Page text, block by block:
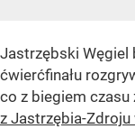
Jastrzębski Węgiel
ćwierćfinału
co z biegiem czasu
z Jastrzębia-